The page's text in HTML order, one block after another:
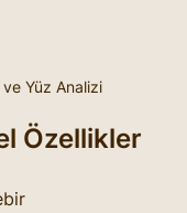
Yüz Analizi
Özellikler